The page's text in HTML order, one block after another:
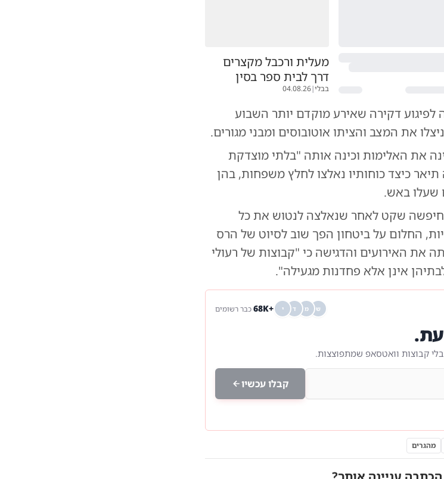
מעלית ורכבל מקצרים
דרך לבית ספר בסין
בבלי|
04.08.26
דקירה שאירע מוקדם יותר השבוע
את המצב והציתו אוטובוסים ומבני מגורים.
את האלימות וכינה אותה "בלתי מוצדקת
כיצד כוחותיו נאלצו לחלץ משפחות, בהן
שעלו באש.
שקט לאחר שנאלצה לנטוש את כל
החלום על ביטחון הפך שוב לסיוט של הרס
את האירועים והדגישה כי "קבוצות של רעולי
אינן אלא פחדנות מגעילה".
ש מ ד י +68K כבר רשומים
קבוצות וואטסאפ שמתפוצצות.
קבלו עכשיו
מהגרים